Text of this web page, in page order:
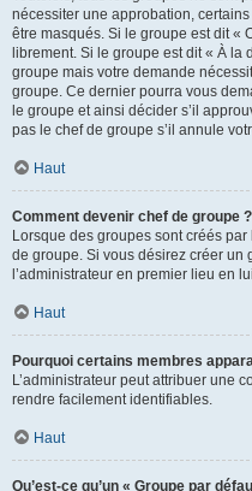
nécessiter une approbation,
être masqués. Si le groupe est dit «
librement. Si le groupe est dit « À
groupe mais votre demande
groupe. Ce dernier pourra vous
le groupe et ainsi décider s’il
pas le chef de groupe s’il annule
Haut
Comment devenir chef de groupe ?
Lorsque des groupes sont créés
de groupe. Si vous désirez créer un
l’administrateur en premier lieu en
Haut
Pourquoi certains membres
L’administrateur peut attribuer une
rendre facilement identifiables.
Haut
Qu’est-ce qu’un « Groupe par